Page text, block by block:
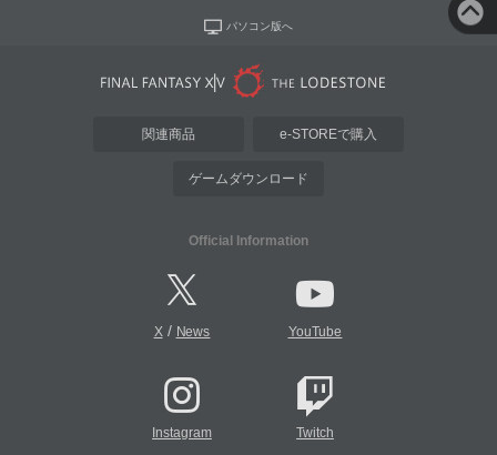
パソコン版へ
関連商品 e-STOREで購入
ゲームダウンロード
Official Information
X/ News YouTube
Instagram Twitch